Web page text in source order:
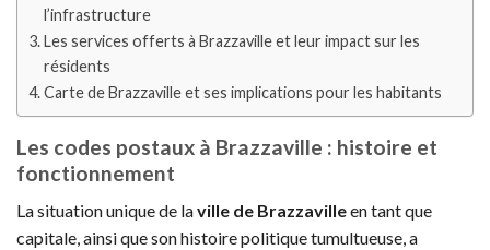
l’infrastructure
Les services offerts à Brazzaville et leur impact sur les
résidents
Carte de Brazzaville et ses implications pour les habitants
Les codes postaux à Brazzaville : histoire et
fonctionnement
La situation unique de laville de Brazzavilleen tant que
capitale, ainsi que son histoire politique tumultueuse, a